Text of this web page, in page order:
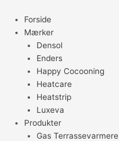
indholdet
Forside
Mærker
Densol
Enders
Happy Cocooning
Heatcare
Heatstrip
Luxeva
Produkter
Gas Terrassevarmere